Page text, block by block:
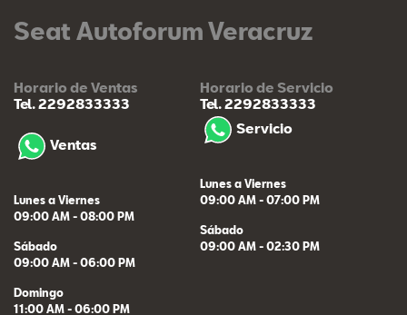
Seat Autoforum Veracruz
Horario de Ventas
Tel. 2292833333
Ventas
Lunes a Viernes
09:00 AM - 08:00 PM
Sábado
09:00 AM - 06:00 PM
Domingo
11:00 AM - 06:00 PM
Horario de Servicio
Tel. 2292833333
Servicio
Lunes a Viernes
09:00 AM - 07:00 PM
Sábado
09:00 AM - 02:30 PM